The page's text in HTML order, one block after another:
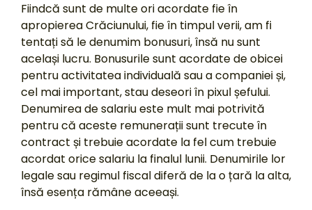
Fiindcă sunt de multe ori acordate fie în
apropierea Crăciunului, fie în timpul verii, am fi
tentați să le denumim bonusuri, însă nu sunt
același lucru. Bonusurile sunt acordate de obicei
pentru activitatea individuală sau a companiei și,
cel mai important, stau deseori în pixul șefului.
Denumirea de salariu este mult mai potrivită
pentru că aceste remunerații sunt trecute în
contract și trebuie acordate la fel cum trebuie
acordat orice salariu la finalul lunii. Denumirile lor
legale sau regimul fiscal diferă de la o țară la alta,
însă esența rămâne aceeași.